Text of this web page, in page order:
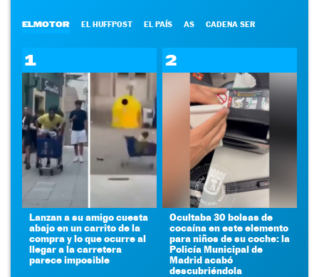
ELMOTOR EL HUFFPOST EL PAÍS AS CADENA SER
1
Lanzan a su amigo cuesta
abajo en un carrito de la
compra y lo que ocurre al
llegar a la carretera
parece imposible
2
Ocultaba 30 bolsas de
cocaína en este elemento
para niños de su coche: la
Policía Municipal de
Madrid acabó
descubriéndola